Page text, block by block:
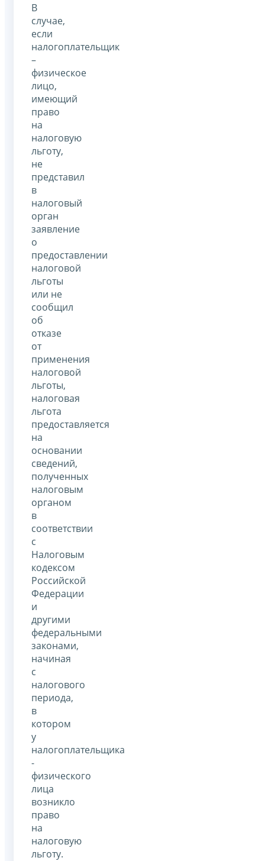
В
случае,
если
налогоплательщик
–
физическое
лицо,
имеющий
право
на
налоговую
льготу,
не
представил
в
налоговый
орган
заявление
о
предоставлении
налоговой
льготы
или не
сообщил
об
отказе
от
применения
налоговой
льготы,
налоговая
льгота
предоставляется
на
основании
сведений,
полученных
налоговым
органом
в
соответствии
с
Налоговым
кодексом
Российской
Федерации
и
другими
федеральными
законами,
начиная
с
налогового
периода,
в
котором
у
налогоплательщика
-
физического
лица
возникло
право
на
налоговую
льготу.